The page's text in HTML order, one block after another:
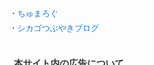
・ ちゅまろぐ
・ シカゴつぶやきブログ